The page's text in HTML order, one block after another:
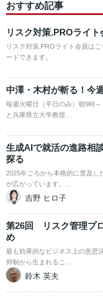
おすすめ記事
リスク対策.PROライ
リスク対策.PROライト会員は
ードできます。
中澤・木村が斬る！今
毎週火曜日（平日のみ）朝9時
と兵庫県立大学教授…
生成AIで就活の進路相
探る
2025年ごろから本格的に普及し
が広がっています。…
吉野 ヒロ子
第26回 リスク管理プ
め
最も効果的なビジネス上の意思
抑制から生まれるこ…
鈴木 英夫